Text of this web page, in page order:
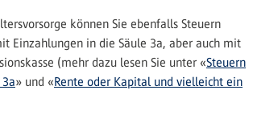
können Sie ebenfalls Steuern
Einzahlungen in die Säule 3a, aber auch mit
(mehr dazu lesen Sie unter «Steuern
» und «Rente oder Kapital und vielleicht ein